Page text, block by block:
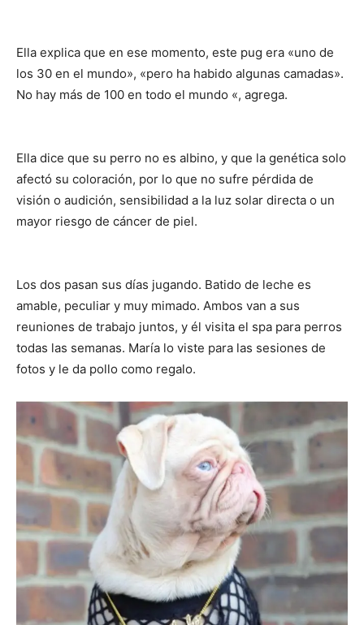
Ella explica que en ese momento, este pug era «uno de
los 30 en el mundo», «pero ha habido algunas camadas».
No hay más de 100 en todo el mundo «, agrega.
Ella dice que su perro no es albino, y que la genética solo
afectó su coloración, por lo que no sufre pérdida de
visión o audición, sensibilidad a la luz solar directa o un
mayor riesgo de cáncer de piel.
Los dos pasan sus días jugando. Batido de leche es
amable, peculiar y muy mimado. Ambos van a sus
reuniones de trabajo juntos, y él visita el spa para perros
todas las semanas. María lo viste para las sesiones de
fotos y le da pollo como regalo.